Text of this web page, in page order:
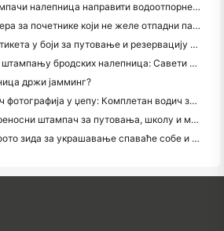
Могу ли термички штампачи налепница направити водоотпорне налепнице за мале пословне производе?
Најбоља тренутна камера за почетнике који не желе отпадни папир
Најбољи произвођач етикета у боји за путовање и резервацију текста: Додајте више боја свакој страници
Ручни писац насупрот штампању бродских налепница: Савети за мала предузећа у 2026. години
држи јамминг?
Како одабрати штампач фотографија у џепу: Комплетан водич за кориснике путовања, путовања и иПхонеа
Најбољи непробојни преносни штампач за путовања, школу и мобилне радове: Ханин МТ620 Про Ревиев
Савети за идеје мини фото зида за украшавање спаваће собе и спаваће собе